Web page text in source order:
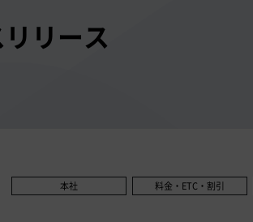
リース
本社 料金・ETC・割引